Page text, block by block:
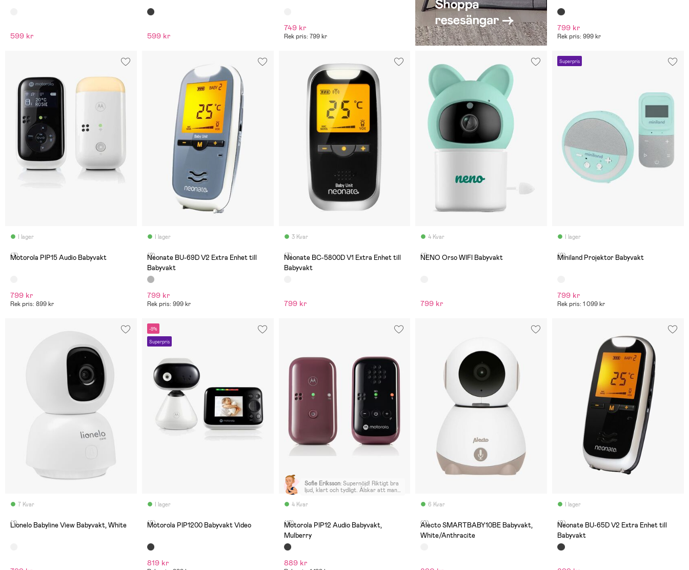
599 kr 599 kr
749 kr
Rek pris: 799 kr
799 kr
Rek pris: 999 kr
I lager
(3)
Motorola PIP15 Audio Babyvakt
799 kr
Rek pris: 899 kr
I lager
(2)
Neonate BU-69D V2 Extra Enhet till
Babyvakt
799 kr
Rek pris: 999 kr
3 Kvar
(3)
Neonate BC-5800D V1 Extra Enhet till
Babyvakt
799 kr
4 Kvar
(1)
NENO Orso WIFI Babyvakt
799 kr
Superpris
I lager
(0)
Miniland Projektor Babyvakt
799 kr
Rek pris: 1 099 kr
7 Kvar
(1)
Lionelo Babyline View Babyvakt, White
-9%
Superpris
I lager
(9)
Motorola PIP1200 Babyvakt Video
819 kr
4 Kvar
Sofie Eriksson: Supernöjd! Riktigt bra
ljud, klart och tydligt. Älskar att man
samla produkten och alla sladdar.
(12)
Motorola PIP12 Audio Babyvakt,
Mulberry
889 kr
6 Kvar
(0)
Alecto SMARTBABY10BE Babyvakt,
White/Anthracite
I lager
(9)
Neonate BU-65D V2 Extra Enhet till
Babyvakt